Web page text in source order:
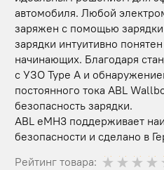
автомобиля. Любой
заряжен с помощью
зарядки интуитивно
начинающих. Благодаря
с УЗО Type A и
постоянного тока ABL
безопасность зарядки.
ABL eMH3 поддерживает
безопасности и сделано в
Рейтинг товара: